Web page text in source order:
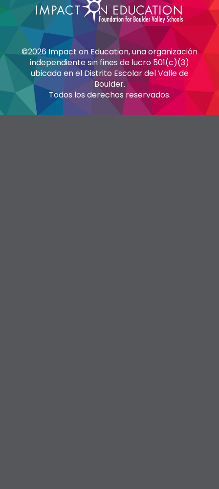
©2026 Impact on Education, una organización
independiente sin fines de lucro 501(c)(3)
ubicada en el Distrito Escolar del Valle de
Boulder.
Todos los derechos reservados.